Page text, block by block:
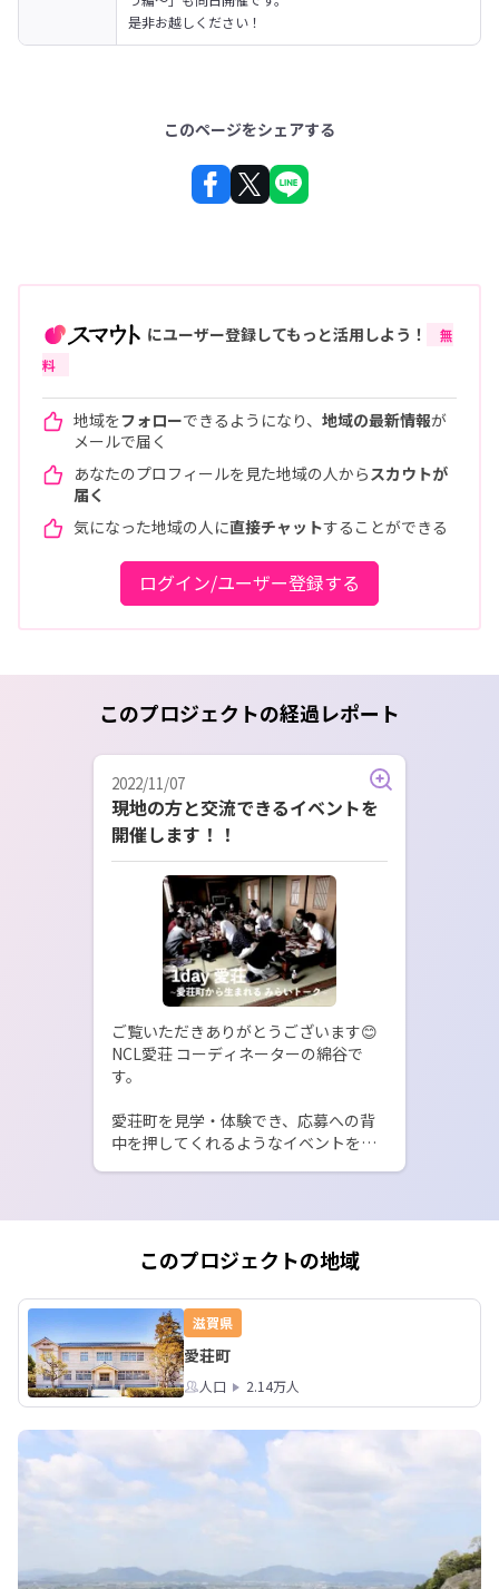
是非お越しください！
このページをシェアする
にユーザー登録してもっと活用しよう！
無
料
地域をフォローできるようになり、 地域の最新情報が
メールで届く
あなたのプロフィールを見た地域の人から スカウトが
届く
気になった地域の人に直接チャットすることができる
ログイン/ユーザー登録する
このプロジェクトの経過レポート
2022/11/07
現地の方と交流できるイベントを
開催します！！
ご覧いただきありがとうございます😊
NCL愛荘 コーディネーターの綿谷で
す。
愛荘町を見学・体験でき、応募への背
中を押してくれるようなイベントを皆
トーク~
【日時】11/26(土)　9:00~16:00
【場所】滋賀県愛荘町内
【定員】
午前より参加 10名
午後より参加 10名　合計20名
【料金】
無料(但し、施設･食事は各自負担)
[金剛輪寺拝観料600円 / 歴史文化博物
館300円 / 香凛舎(昼食)2,000円]
・金剛輪寺（国宝）で紅葉狩り
このプロジェクトの地域
滋賀県
愛荘町
人口 2.14万人